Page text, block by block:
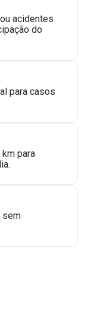
acidentes
do
para casos
para
sem